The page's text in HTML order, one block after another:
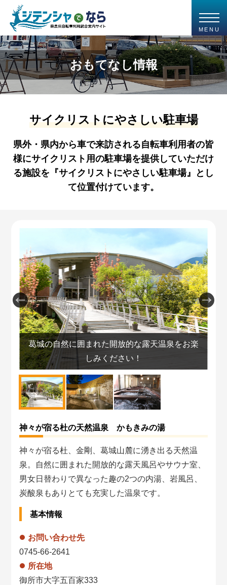
MENU
おもてなし情報
サイクリストにやさしい駐車場
県外・県内から車で来訪される自転車利用者の皆
様にサイクリスト用の駐車場を提供していただけ
る施設を『サイクリストにやさしい駐車場』とし
て位置付けています。
葛城の自然に囲まれた開放的な露天温泉をお楽
しみください！
神々が宿る杜の天然温泉 かもきみの湯
神々が宿る杜、金剛、葛城山麓に湧き出る天然温
泉。自然に囲まれた開放的な露天風呂やサウナ室、
男女日替わりで異なった趣の2つの内湯、岩風呂、
炭酸泉もありとても充実した温泉です。
基本情報
お問い合わせ先
0745-66-2641
所在地
御所市大字五百家333